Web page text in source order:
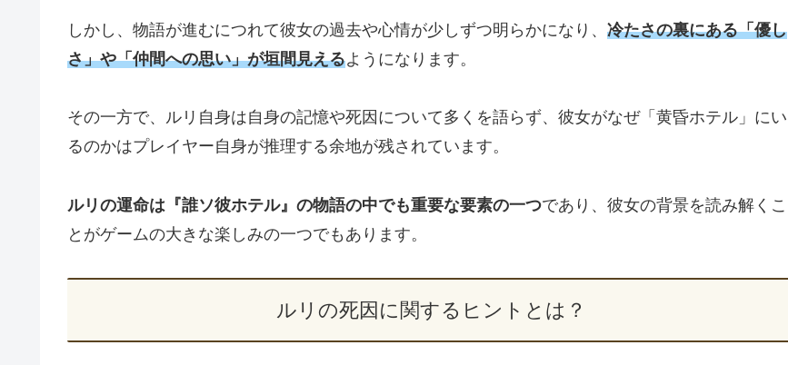
しかし、物語が進むにつれて彼女の過去や心情が少しずつ明らかになり、 冷たさの裏にある「優し
さ」や「仲間への思い」が垣間見えるようになります。
その一方で、ルリ自身は自身の記憶や死因について多くを語らず、彼女がなぜ「黄昏ホテル」にい
るのかはプレイヤー自身が推理する余地が残されています。
ルリの運命は『誰ソ彼ホテル』の物語の中でも重要な要素の一つであり、彼女の背景を読み解くこ
とがゲームの大きな楽しみの一つでもあります。
ルリの死因に関するヒントとは？